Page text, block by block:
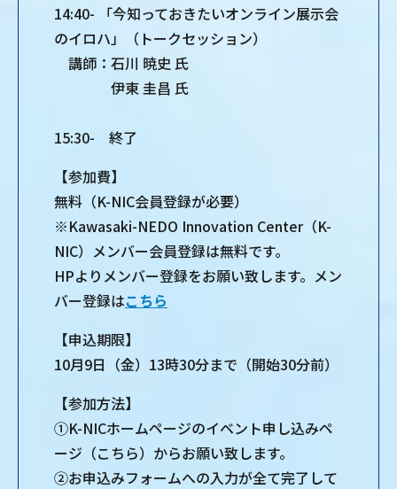
14:40- 「今知っておきたいオンライン展示会
のイロハ」（トークセッション）
講師：石川 暁史 氏
伊東 圭昌 氏
15:30- 終了
【参加費】
無料（K-NIC会員登録が必要）
※Kawasaki-NEDO Innovation Center（K-
NIC）メンバー会員登録は無料です。
HPよりメンバー登録をお願い致します。メン
バー登録はこちら
【申込期限】
10⽉9⽇（金）13時30分まで（開始30分前）
【参加⽅法】
①K-NICホームページのイベント申し込みペ
ージ（こちら）からお願い致します。
②お申込みフォームへの⼊⼒が全て完了して